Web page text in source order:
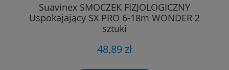
Suavinex SMOCZEK FIZJOLOGICZNY
Uspokajający SX PRO 6-18m WONDER 2
sztuki
48,89 zł